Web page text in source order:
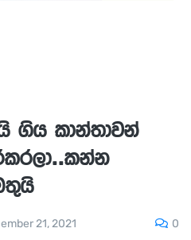
ගිය කාන්තාවන්
21, 2021 0